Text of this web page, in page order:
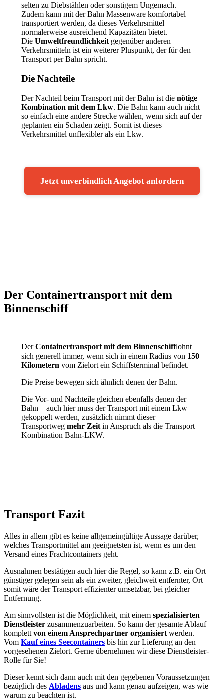
selten zu Diebstählen oder sonstigem Ungemach.
Zudem kann mit der Bahn Massenware komfortabel
transportiert werden, da dieses Verkehrsmittel
normalerweise ausreichend Kapazitäten bietet.
DieUmweltfreundlichkeitgegenüber anderen
Verkehrsmitteln ist ein weiterer Pluspunkt, der für den
Transport per Bahn spricht.
Die Nachteile
Der Nachteil beim Transport mit der Bahn ist die nötige
Kombination mit dem Lkw. Die Bahn kann auch nicht
so einfach eine andere Strecke wählen, wenn sich auf der
geplanten ein Schaden zeigt. Somit ist dieses
Verkehrsmittel unflexibler als ein Lkw.
Jetzt unverbindlich Angebot anfordern
Der Containertransport mit dem
Binnenschiff
DerContainertransport mit dem Binnenschifflohnt
sich generell immer, wenn sich in einem Radius von 150
Kilometern vom Zielort ein Schiffsterminal befindet.
Die Preise bewegen sich ähnlich denen der Bahn.
Die Vor- und Nachteile gleichen ebenfalls denen der
Bahn – auch hier muss der Transport mit einem Lkw
gekoppelt werden, zusätzlich nimmt dieser
Transportweg mehr Zeitin Anspruch als die Transport
Kombination Bahn-LKW.
Transport Fazit
Alles in allem gibt es keine allgemeingültige Aussage darüber,
welches Transportmittel am geeignetsten ist, wenn es um den
Versand eines Frachtcontainers geht.
Ausnahmen bestätigen auch hier die Regel, so kann z.B. ein Ort
günstiger gelegen sein als ein zweiter, gleichweit entfernter, Ort –
somit wäre der Transport effizienter umsetzbar, bei gleicher
Entfernung.
Am sinnvollsten ist die Möglichkeit, mit einem spezialisierten
Dienstleister zusammenzuarbeiten. So kann der gesamte Ablauf
komplett von einem Ansprechpartner organisiert werden.
Vom Kauf eines Seecontainers bis hin zur Lieferung an den
vorgesehenen Zielort. Gerne übernehmen wir diese Dienstleister-
Rolle für Sie!
Dieser kennt sich dann auch mit den gegebenen Voraussetzungen
bezüglich des Abladens aus und kann genau aufzeigen, was wie
warum zu beachten ist.